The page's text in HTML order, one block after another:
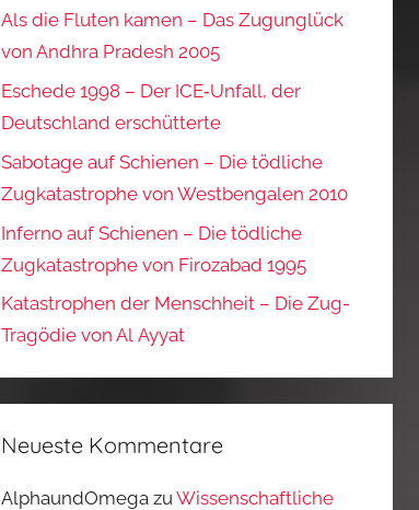
Als die Fluten kamen – Das Zugunglück
von Andhra Pradesh 2005
Eschede 1998 – Der ICE‑Unfall, der
Deutschland erschütterte
Sabotage auf Schienen – Die tödliche
Zugkatastrophe von Westbengalen 2010
Inferno auf Schienen – Die tödliche
Zugkatastrophe von Firozabad 1995
Katastrophen der Menschheit – Die Zug-
Tragödie von Al Ayyat
Neueste Kommentare
AlphaundOmega zuWissenschaftliche